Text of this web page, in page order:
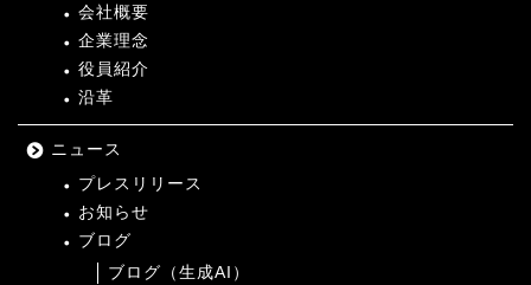
会社概要
企業理念
役員紹介
沿革
ニュース
プレスリリース
お知らせ
ブログ
ブログ（生成AI）